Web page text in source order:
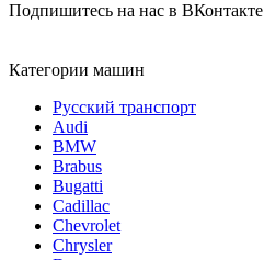
Подпишитесь на нас в ВКонтакте
Категории машин
Русский транспорт
Audi
BMW
Brabus
Bugatti
Cadillac
Chevrolet
Chrysler